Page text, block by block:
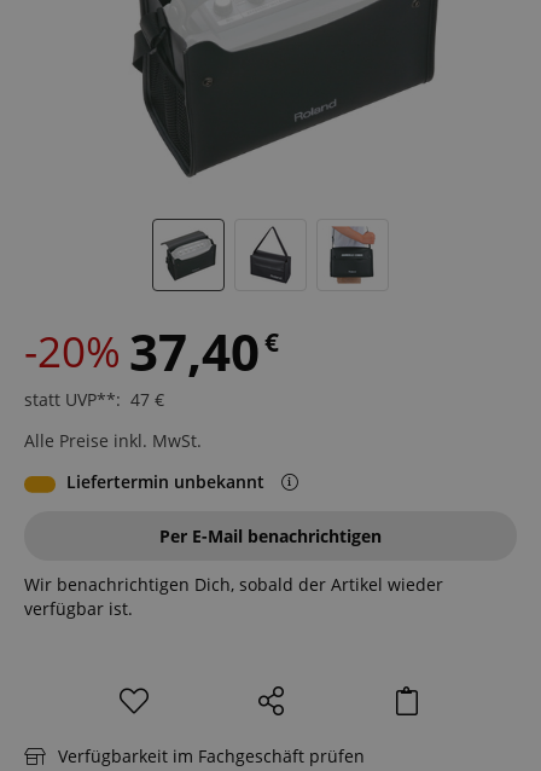
-20% 37,40€
statt UVP**: 47 €
Alle Preise inkl. MwSt.
Liefertermin unbekannt
Per E-Mail benachrichtigen
Wir benachrichtigen Dich, sobald der Artikel wieder
verfügbar ist.
Verfügbarkeit im Fachgeschäft prüfen